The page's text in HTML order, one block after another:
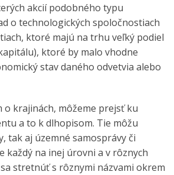
akcií podobného typu
o technologických spoločnostiach
ktoré majú na trhu veľký podiel
ktoré by malo vhodne
stav daného odvetvia alebo
o krajinách, môžeme prejsť ku
a to k dlhopisom. Tie môžu
tak aj územné samosprávy či
každý na inej úrovni a v rôznych
stretnúť s rôznymi názvami okrem